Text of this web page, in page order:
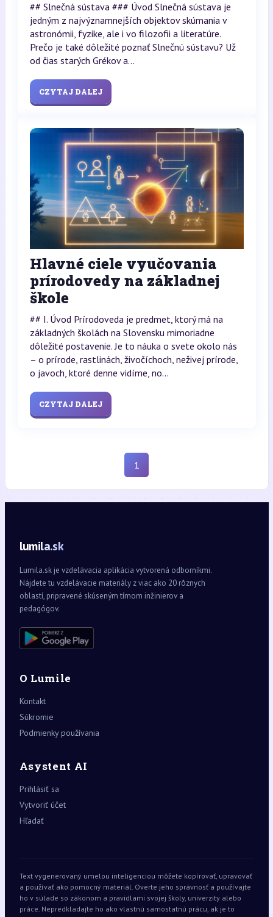
## Slnečná sústava ### Úvod Slnečná sústava je
jedným z najvýznamnejších objektov skúmania v
astronómii, fyzike, ale i vo filozofii a literatúre.
Prečo je také dôležité poznať Slnečnú sústavu? Už
od čias starých Grékov a...
CZYTAJ DALEJ
Hlavné ciele vyučovania
prírodovedy na základnej
škole
## I. Úvod Prírodoveda je predmet, ktorý má na
základných školách na Slovensku mimoriadne
dôležité postavenie. Je to náuka o svete okolo nás
– o prírode, rastlinách, živočíchoch, neživej prírode,
o javoch, ktoré denne vidíme, no...
CZYTAJ DALEJ
1
lumila.sk
Lumila.sk je vzdelávacia aplikácia vytvorená odborníkmi.
Nájdete tu vzdelávacie materiály z viac ako 20 rôznych
oblastí, pripravené skúseným tímom inžinierov a
pedagógov.
O Lumile
Kontakt
Súkromie
Podmienky používania
Asystent AI
Prihlásiť sa
Vytvoriť účet
Hľadať
Text vygenerovaný umelou inteligenciou môžete kopírovať, upravovať
a používať ako pomocný materiál. Overte jeho správnosť a používajte
ho v súlade so zákonom a pravidlami svojej školy, univerzity alebo
práce. Nepredkladajte ho ako vlastnú samostatnú prácu, ak je to